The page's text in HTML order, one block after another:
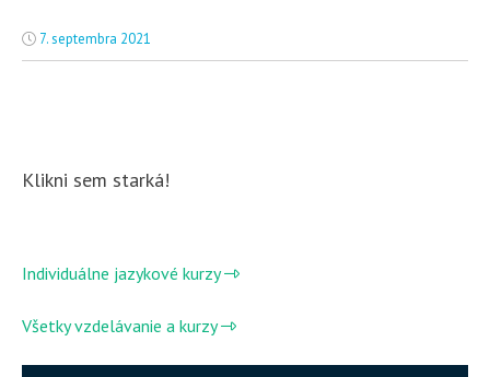
7. septembra 2021
Klikni sem starká!
Individuálne jazykové kurzy
Všetky vzdelávanie a kurzy